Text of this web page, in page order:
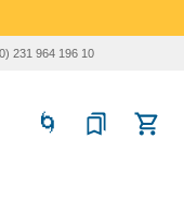
231 964 196 10